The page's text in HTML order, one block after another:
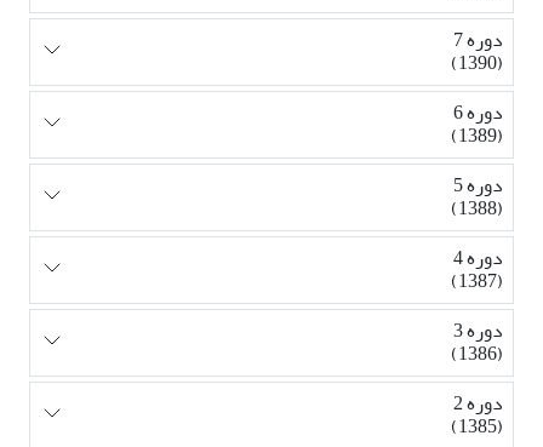
دوره 7
(1390)
دوره 6
(1389)
دوره 5
(1388)
دوره 4
(1387)
دوره 3
(1386)
دوره 2
(1385)